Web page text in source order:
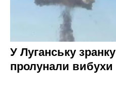
У Луганську зранку
пролунали вибухи